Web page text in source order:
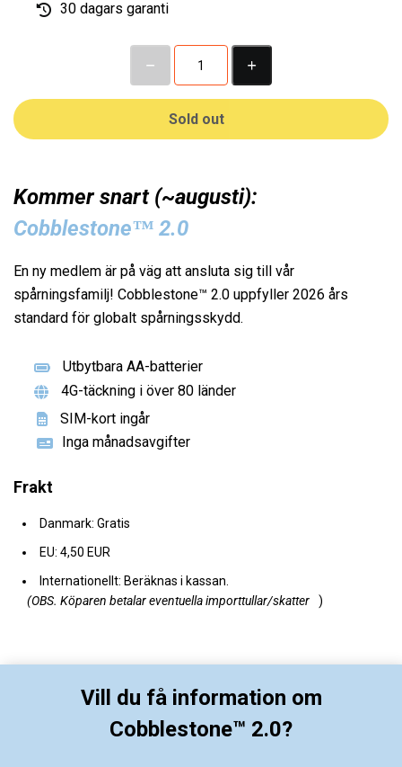
30 dagars garanti
Sold out
Kommer snart (~augusti):
Cobblestone™ 2.0
En ny medlem är på väg att ansluta sig till vår
spårningsfamilj! Cobblestone™ 2.0 uppfyller 2026 års
standard för globalt spårningsskydd.
Utbytbara AA-batterier
4G-täckning i över 80 länder
SIM-kort ingår
Inga månadsavgifter
Frakt
Danmark: Gratis
EU: 4,50 EUR
Internationellt: Beräknas i kassan.
(OBS. Köparen betalar eventuella importtullar/skatter
)
Vill du få information om
Cobblestone™ 2.0?